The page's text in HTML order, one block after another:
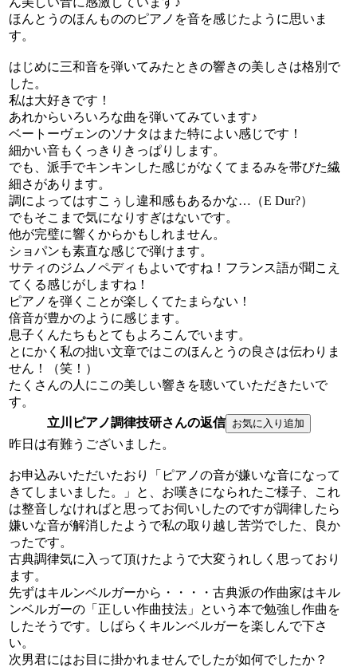
ほんとうのほんもののピアノを音を感じたように思いま
す。
はじめに三和音を弾いてみたときの響きの美しさは格別で
した。
私は大好きです！
あれからいろいろな曲を弾いてみています♪
ベートーヴェンのソナタはまた特によい感じです！
細かい音もくっきりきっぱりします。
でも、派手でキンキンした感じがなくてまるみを帯びた繊
細さがあります。
調によってはすこぅし違和感もあるかな…（E Dur?）
でもそこまで気になりすぎはないです。
他が完璧に響くからかもしれません。
ショパンも素直な感じで弾けます。
サティのジムノペディもよいですね！フランス語が聞こえ
てくる感じがしますね！
ピアノを弾くことが楽しくてたまらない！
倍音が豊かのように感じます。
息子くんたちもとてもよろこんでいます。
とにかく私の拙い文章ではこのほんとうの良さは伝わりま
せん！（笑！）
たくさんの人にこの美しい響きを聴いていただきたいで
す。
立川ピアノ調律技研さんの返信
昨日は有難うございました。
お申込みいただいたおり「ピアノの音が嫌いな音になって
きてしまいました。」と、お嘆きになられたご様子、これ
は整音しなければと思ってお伺いしたのですが調律したら
嫌いな音が解消したようで私の取り越し苦労でした、良か
ったです。
古典調律気に入って頂けたようで大変うれしく思っており
ます。
先ずはキルンベルガーから・・・・古典派の作曲家はキル
ンベルガーの「正しい作曲技法」という本で勉強し作曲を
したそうです。しばらくキルンベルガーを楽しんで下さ
い。
次男君にはお目に掛かれませんでしたが如何でしたか？